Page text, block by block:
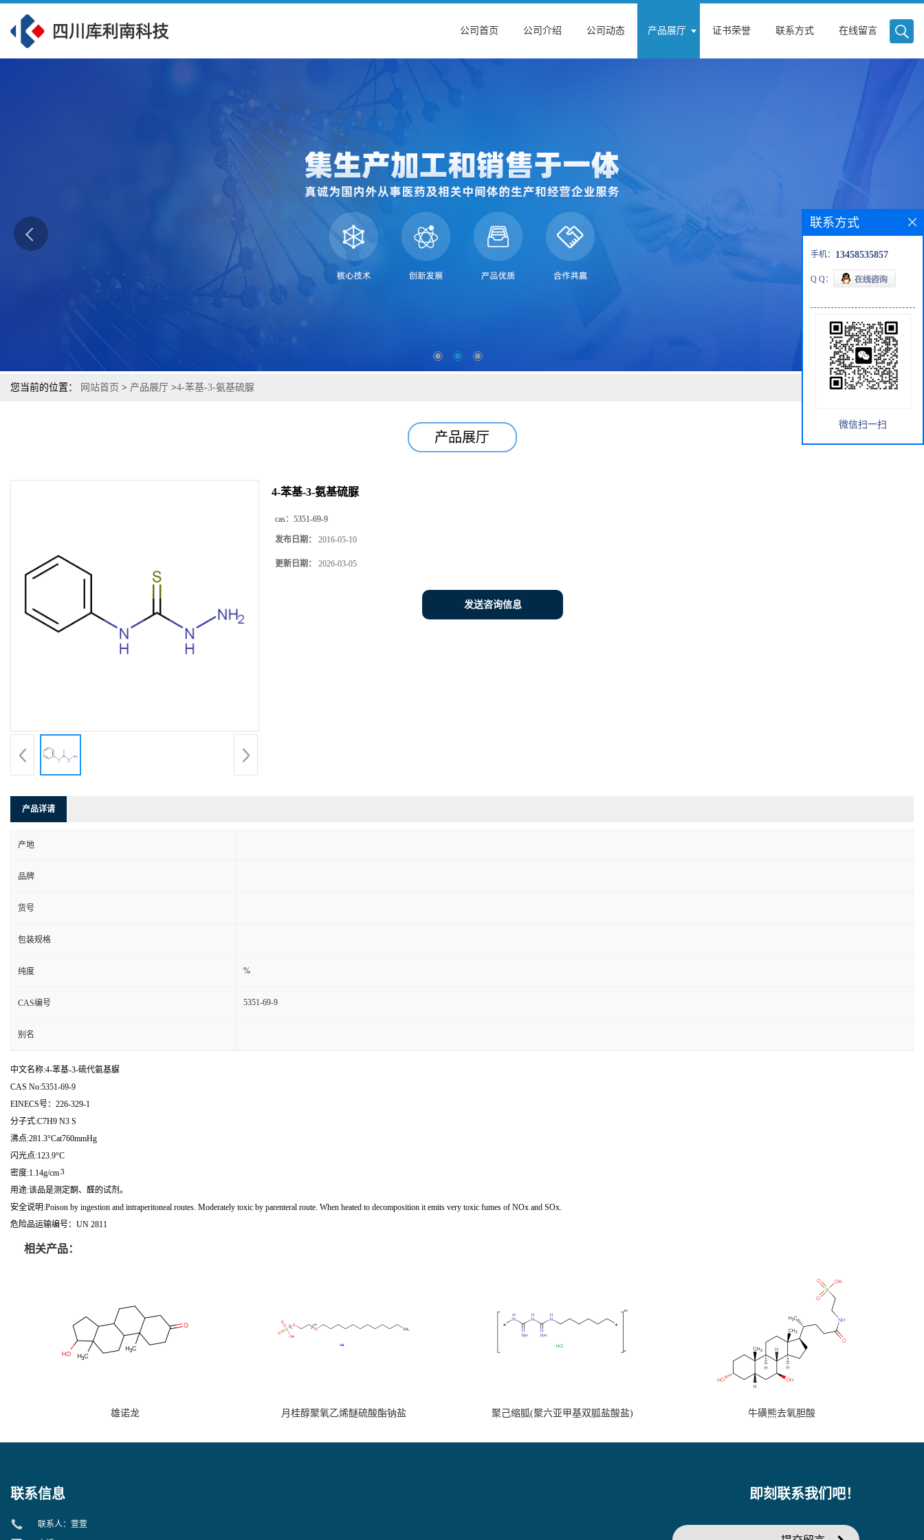
公司首页 公司介绍 公司动态 产品展厅 证书荣誉 联系方式 在线留言
您当前的位置： 网站首页 > 产品展厅 >4-苯基-3-氨基硫脲
产品展厅
4-苯基-3-氨基硫脲
cas： 5351-69-9
发布日期： 2016-05-10
更新日期： 2026-03-05
发送咨询信息
产品详请
产地
品牌
货号
包装规格
纯度 %
CAS编号 5351-69-9
别名
中文名称:4-苯基-3-硫代氨基脲
CAS No:5351-69-9
EINECS号：226-329-1
分子式:C7H9 N3 S
沸点:281.3°Cat760mmHg
闪光点:123.9°C
密度:1.14g/cm3
用途:该品是测定酮、醛的试剂。
安全说明:Poison by ingestion and intraperitoneal routes. Moderately toxic by parenteral route. When heated to decomposition it emits very toxic fumes of NOx and SOx.
危险品运输编号：UN 2811
相关产品：
雄诺龙 月桂醇聚氧乙烯醚硫酸酯钠盐 聚己缩胍(聚六亚甲基双胍盐酸盐) 牛磺熊去氧胆酸
联系方式
手机： 13458535857
Q Q：
微信扫一扫
联系信息
联系人：萱萱
即刻联系我们吧！